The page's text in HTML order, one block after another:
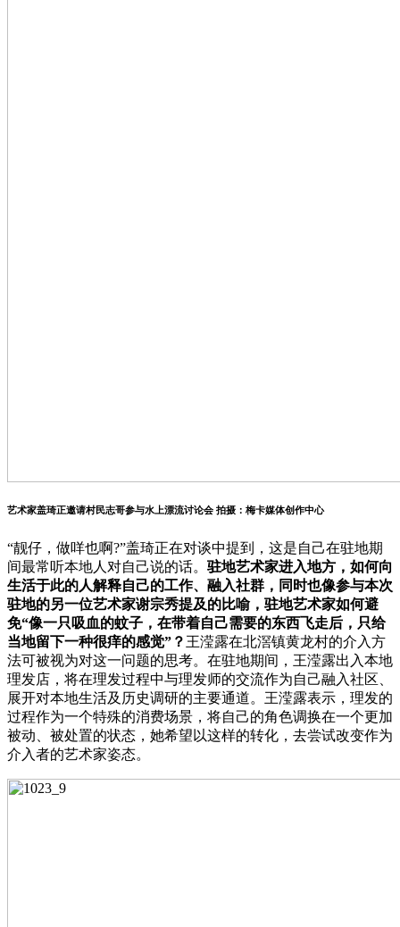
艺术家盖琦正邀请村民志哥参与水上漂流讨论会 拍摄：梅卡媒体创作中心
“靓仔，做咩也啊?”盖琦正在对谈中提到，这是自己在驻地期
间最常听本地人对自己说的话。 驻地艺术家进入地方，如何向
生活于此的人解释自己的工作、融入社群，同时也像参与本次
驻地的另一位艺术家谢宗秀提及的比喻，驻地艺术家如何避
免“像一只吸血的蚊子，在带着自己需要的东西飞走后，只给
当地留下一种很痒的感觉”？ 王滢露在北滘镇黄龙村的介入方
法可被视为对这一问题的思考。在驻地期间，王滢露出入本地
理发店，将在理发过程中与理发师的交流作为自己融入社区、
展开对本地生活及历史调研的主要通道。王滢露表示，理发的
过程作为一个特殊的消费场景，将自己的角色调换在一个更加
被动、被处置的状态，她希望以这样的转化，去尝试改变作为
介入者的艺术家姿态。